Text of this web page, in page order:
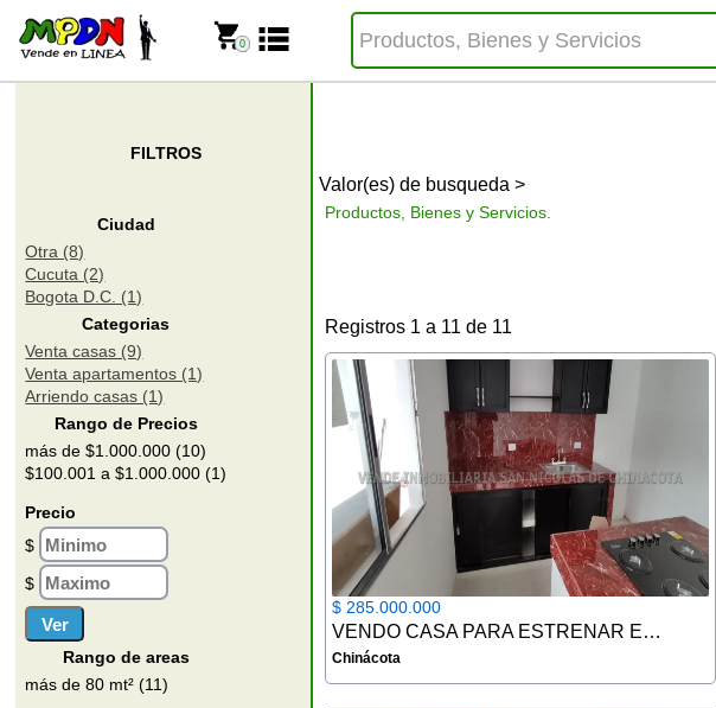
0
FILTROS
Ciudad
Otra (8)
Cucuta (2)
Bogota D.C. (1)
Categorias
Venta casas (9)
Venta apartamentos (1)
Arriendo casas (1)
Rango de Precios
más de $1.000.000 (10)
$100.001 a $1.000.000 (1)
Precio
$
$
Rango de areas
más de 80 mt² (11)
Valor(es) de busqueda >
Productos, Bienes y Servicios.
Registros 1 a 11 de 11
$ 285.000.000
VENDO CASA PARA ESTRENAR EN CHINACOTA
Chinácota